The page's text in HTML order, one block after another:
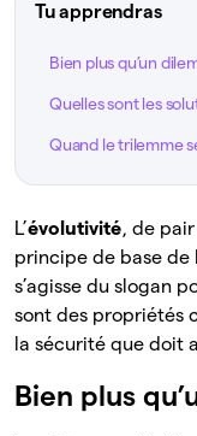
Tu apprendras
Bien plus qu’un
Quelles sont les
Quand le trilemme
L’évolutivité, de
principe de base de
s’agisse du slogan
sont des propriétés
la sécurité que doit
Bien plus